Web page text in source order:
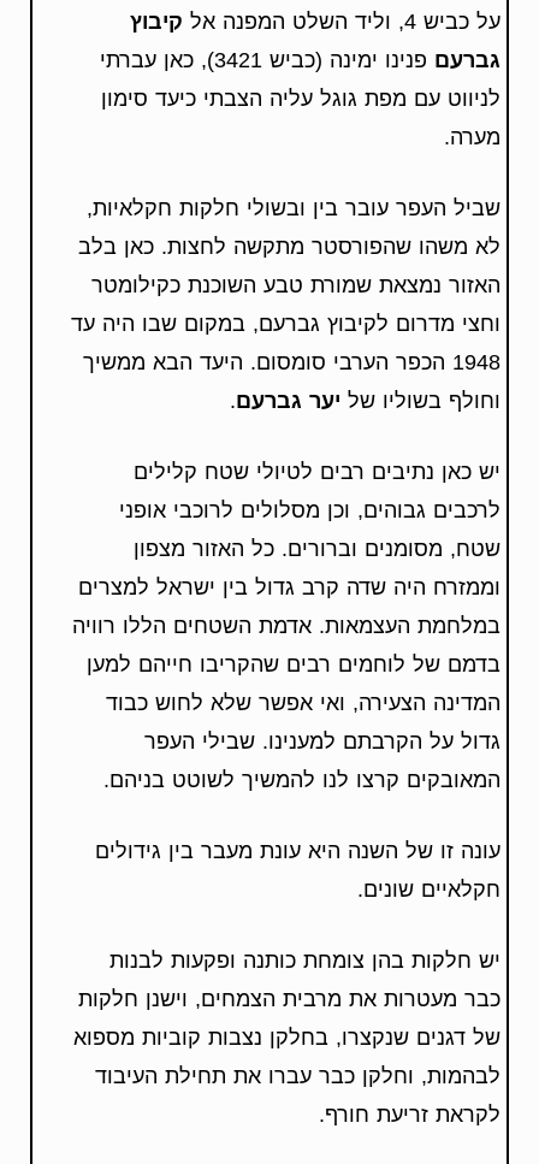
על כביש 4, וליד השלט המפנה אל
קיבוץ
גברעם
פנינו ימינה (כביש 3421), כאן עברתי
לניווט עם מפת גוגל עליה הצבתי כיעד סימון
מערה.
שביל העפר עובר בין ובשולי חלקות חקלאיות,
לא משהו שהפורסטר מתקשה לחצות. כאן בלב
האזור נמצאת שמורת טבע השוכנת כקילומטר
וחצי מדרום לקיבוץ גברעם, במקום שבו היה עד
1948 הכפר הערבי סומסום. היעד הבא ממשיך
וחולף בשוליו של יער גברעם.
יש כאן נתיבים רבים לטיולי שטח קלילים
לרכבים גבוהים, וכן מסלולים לרוכבי אופני
שטח, מסומנים וברורים. כל האזור מצפון
וממזרח היה שדה קרב גדול בין ישראל למצרים
במלחמת העצמאות. אדמת השטחים הללו רוויה
בדמם של לוחמים רבים שהקריבו חייהם למען
המדינה הצעירה, ואי אפשר שלא לחוש כבוד
גדול על הקרבתם למענינו. שבילי העפר
המאובקים קרצו לנו להמשיך לשוטט בניהם.
עונה זו של השנה היא עונת מעבר בין גידולים
חקלאיים שונים.
יש חלקות בהן צומחת כותנה ופקעות לבנות
כבר מעטרות את מרבית הצמחים, וישנן חלקות
של דגנים שנקצרו, בחלקן נצבות קוביות מספוא
לבהמות, וחלקן כבר עברו את תחילת העיבוד
לקראת זריעת חורף.